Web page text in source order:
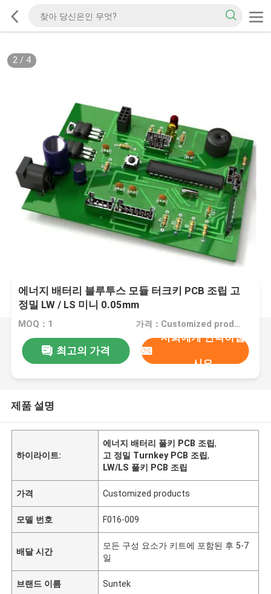
2/ 4
에너지 배터리 블루투스 모듈 터크키 PCB 조립 고
정밀 LW / LS 미니 0.05mm
MOQ：1 가격：Customized products
최고의 가격
저희에게 연락하십
시오
제품 설명
하이라이트:
에너지 배터리 풀키 PCB 조립,
고 정밀 Turnkey PCB 조립,
LW/LS 풀키 PCB 조립
가격 Customized products
모델 번호 F016-009
배달 시간
모든 구성 요소가 키트에 포함된 후 5-7
일
브랜드 이름 Suntek